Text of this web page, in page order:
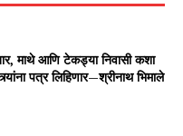
माथे आणि टेकड्या निवासी कशा
पत्र लिहिणार—श्रीनाथ भिमाले